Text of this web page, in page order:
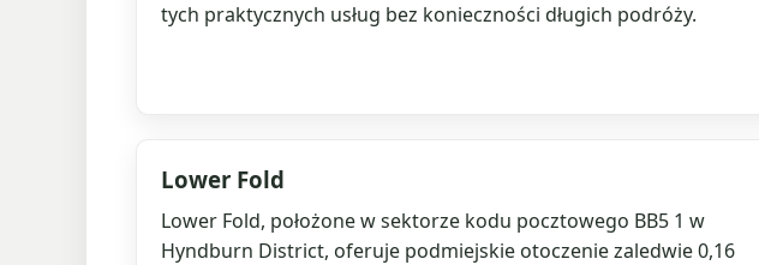
tych praktycznych usług bez konieczności długich podróży.
Lower Fold
Lower Fold, położone w sektorze kodu pocztowego BB5 1 w
Hyndburn District, oferuje podmiejskie otoczenie zaledwie 0,16